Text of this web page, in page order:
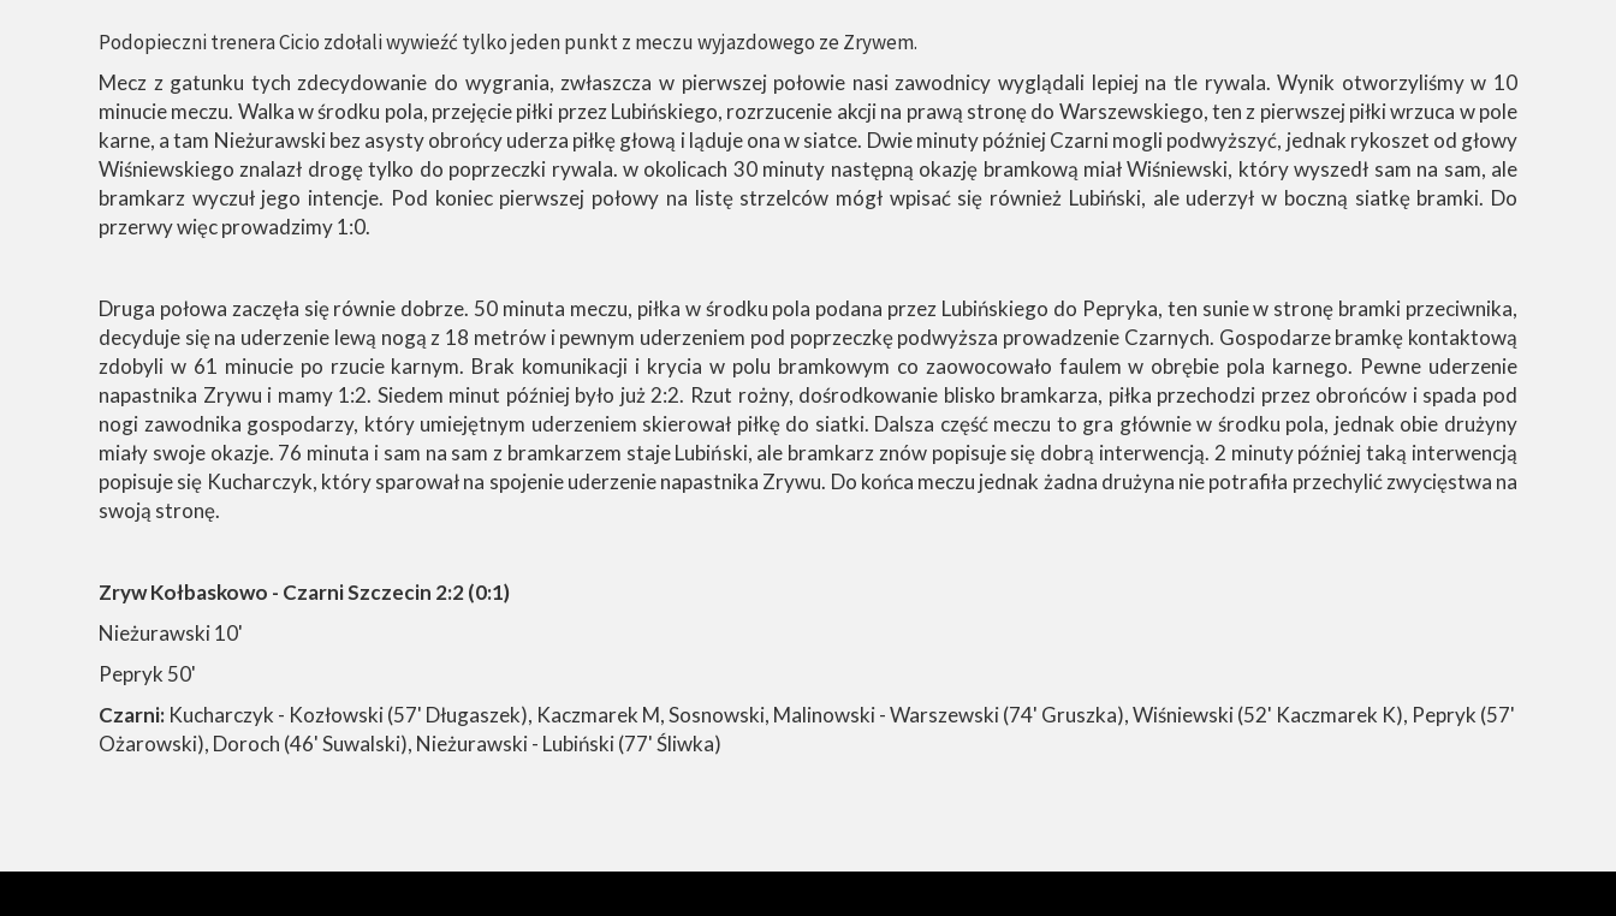
Podopieczni trenera Cicio zdołali wywieźć tylko jeden punkt z meczu wyjazdowego ze Zrywem.
Mecz z gatunku tych zdecydowanie do wygrania, zwłaszcza w pierwszej połowie nasi zawodnicy wyglądali lepiej na tle rywala. Wynik otworzyliśmy w 10
minucie meczu. Walka w środku pola, przejęcie piłki przez Lubińskiego, rozrzucenie akcji na prawą stronę do Warszewskiego, ten z pierwszej piłki wrzuca w pole
karne, a tam Nieżurawski bez asysty obrońcy uderza piłkę głową i ląduje ona w siatce. Dwie minuty później Czarni mogli podwyższyć, jednak rykoszet od głowy
Wiśniewskiego znalazł drogę tylko do poprzeczki rywala. w okolicach 30 minuty następną okazję bramkową miał Wiśniewski, który wyszedł sam na sam, ale
bramkarz wyczuł jego intencje. Pod koniec pierwszej połowy na listę strzelców mógł wpisać się również Lubiński, ale uderzył w boczną siatkę bramki. Do
przerwy więc prowadzimy 1:0.
Druga połowa zaczęła się równie dobrze. 50 minuta meczu, piłka w środku pola podana przez Lubińskiego do Pepryka, ten sunie w stronę bramki przeciwnika,
decyduje się na uderzenie lewą nogą z 18 metrów i pewnym uderzeniem pod poprzeczkę podwyższa prowadzenie Czarnych. Gospodarze bramkę kontaktową
zdobyli w 61 minucie po rzucie karnym. Brak komunikacji i krycia w polu bramkowym co zaowocowało faulem w obrębie pola karnego. Pewne uderzenie
napastnika Zrywu i mamy 1:2. Siedem minut później było już 2:2. Rzut rożny, dośrodkowanie blisko bramkarza, piłka przechodzi przez obrońców i spada pod
nogi zawodnika gospodarzy, który umiejętnym uderzeniem skierował piłkę do siatki. Dalsza część meczu to gra głównie w środku pola, jednak obie drużyny
miały swoje okazje. 76 minuta i sam na sam z bramkarzem staje Lubiński, ale bramkarz znów popisuje się dobrą interwencją. 2 minuty później taką interwencją
popisuje się Kucharczyk, który sparował na spojenie uderzenie napastnika Zrywu. Do końca meczu jednak żadna drużyna nie potrafiła przechylić zwycięstwa na
swoją stronę.
Zryw Kołbaskowo - Czarni Szczecin 2:2 (0:1)
Nieżurawski 10'
Pepryk 50'
Czarni: Kucharczyk - Kozłowski (57' Długaszek), Kaczmarek M, Sosnowski, Malinowski - Warszewski (74' Gruszka), Wiśniewski (52' Kaczmarek K), Pepryk (57'
Ożarowski), Doroch (46' Suwalski), Nieżurawski - Lubiński (77' Śliwka)